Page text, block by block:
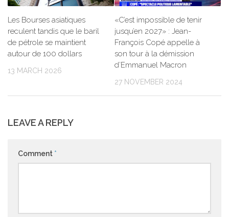
Les Bourses asiatiques
reculent tandis que le baril
de pétrole se maintient
autour de 100 dollars
13 MARCH 2026
«C’est impossible de tenir
jusqu’en 2027» : Jean-
François Copé appelle à
son tour à la démission
d’Emmanuel Macron
27 NOVEMBER 2024
LEAVE A REPLY
Comment *